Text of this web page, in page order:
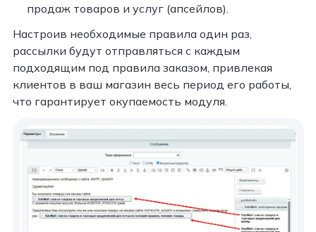
продаж товаров и услуг (апсейлов).
Настроив необходимые правила один раз,
рассылки будут отправляться с каждым
подходящим под правила заказом, привлекая
клиентов в ваш магазин весь период его работы,
что гарантирует окупаемость модуля.